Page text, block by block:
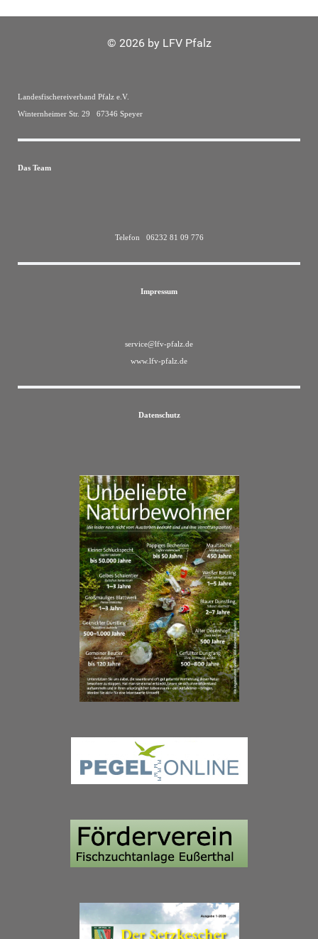
© 2026 by LFV Pfalz
Landesfischereiverband Pfalz e.V.
Winternheimer Str. 29 67346 Speyer
Das Team
Telefon 06232 81 09 776
Impressum
service@lfv-pfalz.de
www.lfv-pfalz.de
Datenschutz